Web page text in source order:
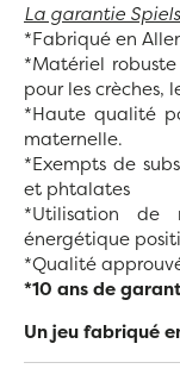
La garantie
*Fabriqué en
*Matériel
pour les crèches,
*Haute qualité
maternelle.
*Exempts de
et phtalates
*Utilisation de
énergétique
*Qualité
*10 ans de
Un jeu fabriqué